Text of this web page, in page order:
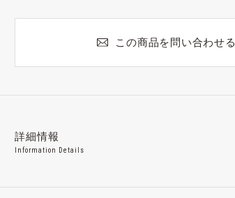
この商品を問い合わせる
詳細情報
Information Details